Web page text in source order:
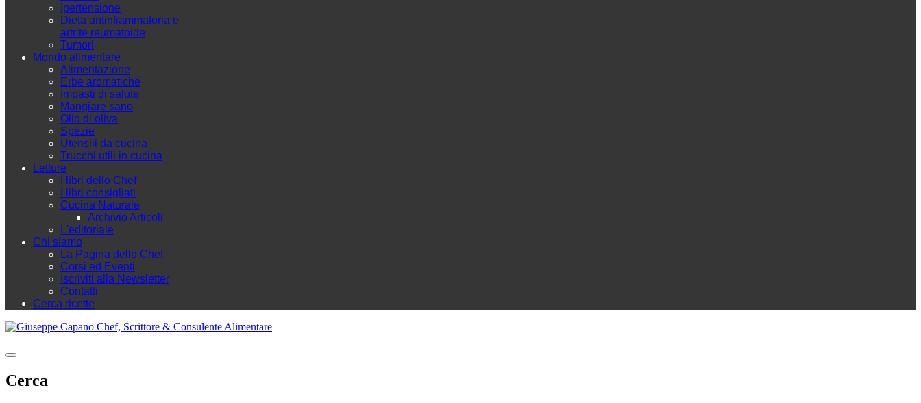
Ipertensione
Dieta antinfiammatoria e
artrite reumatoide
Tumori
Mondo alimentare
Alimentazione
Erbe aromatiche
Impasti di salute
Mangiare sano
Olio di oliva
Spezie
Utensili da cucina
Trucchi utili in cucina
Letture
I libri dello Chef
I libri consigliati
Cucina Naturale
Archivio Articoli
L'editoriale
Chi siamo
La Pagina dello Chef
Corsi ed Eventi
Iscriviti alla Newsletter
Contatti
Cerca ricette
Cerca